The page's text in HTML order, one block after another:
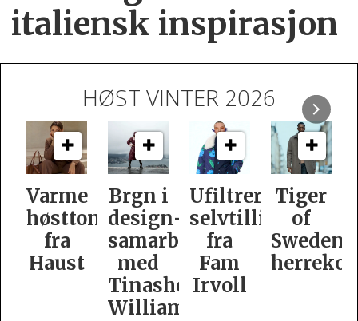
italiensk inspirasjon
HØST VINTER 2026
Brgn i
design­
samarbeid
med
Williamson
Ufiltrert
selvtillit
fra
Fam
Irvoll
Tiger
of
Swedens
herrekolleksjon
Slik
er
dame­